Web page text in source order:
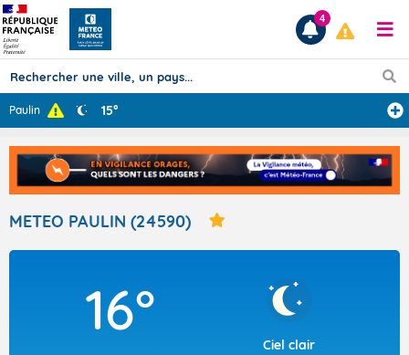
Prévisions
TOUS LES RÉSULTATS
Articles
4
Paulin 15°
METEO PAULIN (24590)
16°
Ciel clair